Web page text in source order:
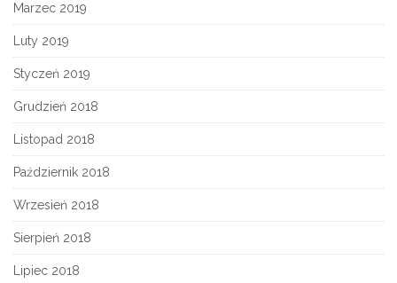
Marzec 2019
Luty 2019
Styczeń 2019
Grudzień 2018
Listopad 2018
Październik 2018
Wrzesień 2018
Sierpień 2018
Lipiec 2018